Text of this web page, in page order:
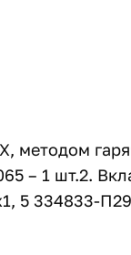
методом
– 1 шт.2.
5 334833-